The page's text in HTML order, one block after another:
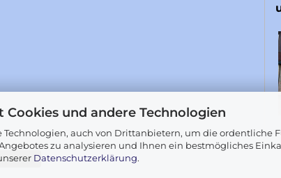
und andere Technologien
auch von Drittanbietern, um die ordentliche
zu analysieren und Ihnen ein bestmögliches
Datenschutzerklärung.